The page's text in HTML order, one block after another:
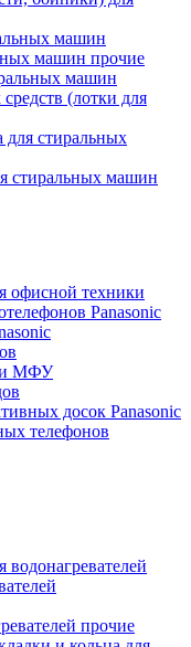
машин
машин прочие
машин
(лотки для
стиральных
стиральных машин
офисной техники
Panasonic
и МФУ
досок Panasonic
телефонов
водонагревателей
прочие